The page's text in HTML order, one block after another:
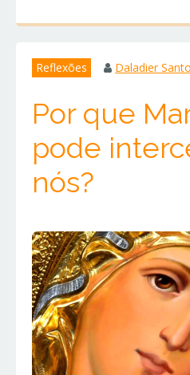
Reflexões Daladier
Por que
pode
nós?